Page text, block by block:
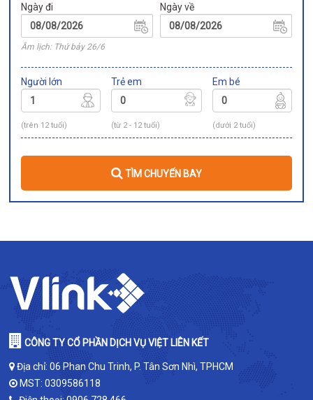
Ngày đi
Âm lịch: Thứ bảy 26/6
Ngày về
Người lớn
(trên 12 tuổi)
Trẻ em
(từ 2 - 12 tuổi)
Em bé
(dưới 2 tuổi)
TÌM CHUYẾN BAY
CÔNG TY CỔ PHẦN DỊCH VỤ VIỆT LIÊN KẾT
Địa chỉ: 06 Phan Chu Trinh, P. Tân Sơn Nhì, TPHCM
MST: 0309586118